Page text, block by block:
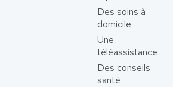
Des soins à
domicile
Une
téléassistance
Des conseils
santé